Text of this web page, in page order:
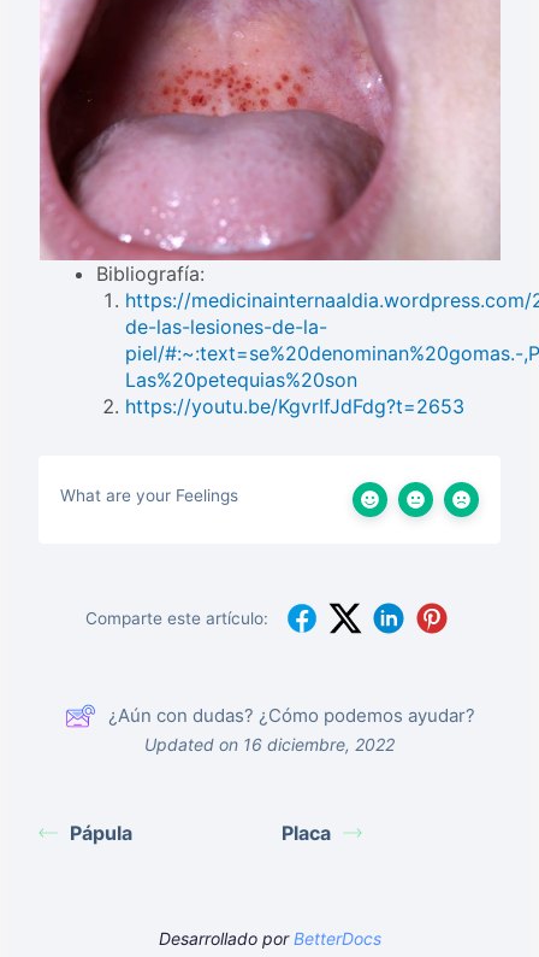
Bibliografía:
https://medicinainternaaldia.wordpress.com/
de-las-lesiones-de-la-
piel/#:~:text=se%20denominan%20gomas.-
Las%20petequias%20son
https://youtu.be/KgvrIfJdFdg?t=2653
What are your Feelings
Comparte este artículo:
¿Aún con dudas? ¿Cómo podemos ayudar?
Updated on 16 diciembre, 2022
Pápula Placa
Desarrollado porBetterDocs